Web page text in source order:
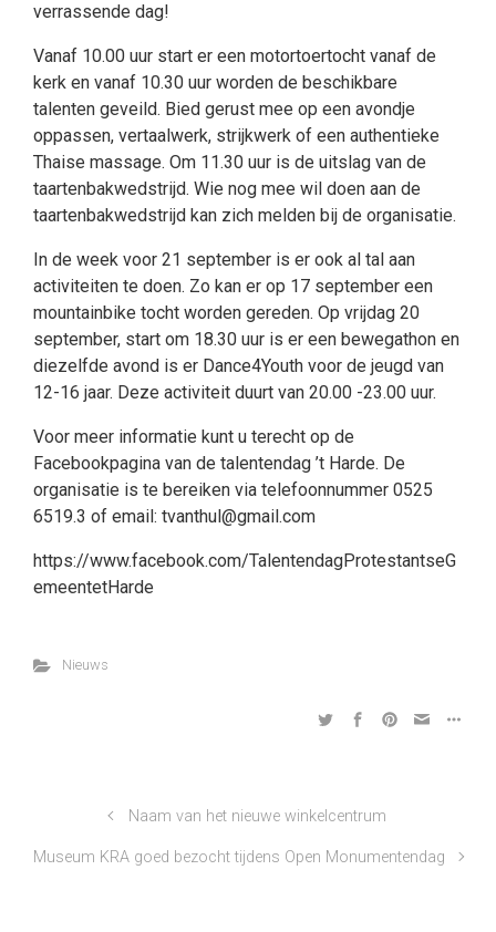
verrassende dag!
Vanaf 10.00 uur start er een motortoertocht vanaf de
kerk en vanaf 10.30 uur worden de beschikbare
talenten geveild. Bied gerust mee op een avondje
oppassen, vertaalwerk, strijkwerk of een authentieke
Thaise massage. Om 11.30 uur is de uitslag van de
taartenbakwedstrijd. Wie nog mee wil doen aan de
taartenbakwedstrijd kan zich melden bij de organisatie.
In de week voor 21 september is er ook al tal aan
activiteiten te doen. Zo kan er op 17 september een
mountainbike tocht worden gereden. Op vrijdag 20
september, start om 18.30 uur is er een bewegathon en
diezelfde avond is er Dance4Youth voor de jeugd van
12-16 jaar. Deze activiteit duurt van 20.00 -23.00 uur.
Voor meer informatie kunt u terecht op de
Facebookpagina van de talentendag ’t Harde. De
organisatie is te bereiken via telefoonnummer 0525
6519.3 of email: tvanthul@gmail.com
https://www.facebook.com/TalentendagProtestantseG
emeentetHarde
Nieuws
Naam van het nieuwe winkelcentrum
Museum KRA goed bezocht tijdens Open Monumentendag